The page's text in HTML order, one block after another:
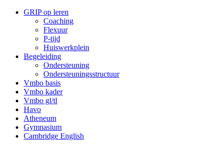
GRIP op leren
Coaching
Flexuur
P-tijd
Huiswerkplein
Begeleiding
Ondersteuning
Ondersteuningsstructuur
Vmbo basis
Vmbo kader
Vmbo gl/tl
Havo
Atheneum
Gymnasium
Cambridge English